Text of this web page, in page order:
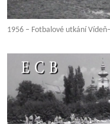
1956 – Fotbalové utkání